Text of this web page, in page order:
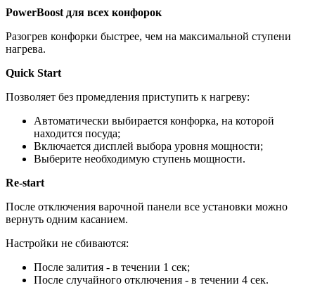
PowerBoost для всех конфорок
Разогрев конфорки быстрее, чем на максимальной ступени
нагрева.
Quick Start
Позволяет без промедления приступить к нагреву:
Автоматически выбирается конфорка, на которой
находится посуда;
Включается дисплей выбора уровня мощности;
Выберите необходимую ступень мощности.
Re-start
После отключения варочной панели все установки можно
вернуть одним касанием.
Настройки не сбиваются:
После залития - в течении 1 сек;
После случайного отключения - в течении 4 сек.